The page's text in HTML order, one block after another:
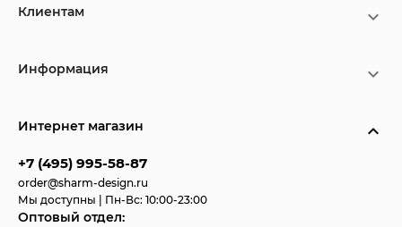
Клиентам
Информация
Интернет магазин
+7 (495) 995-58-87
order@sharm-design.ru
Мы доступны | Пн-Вс: 10:00-23:00
Оптовый отдел: